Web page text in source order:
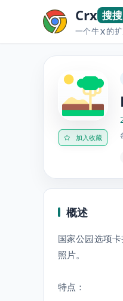
Crx 搜搜
一个牛X的
加入收藏
概述
国家公园选项
照片。
特点：